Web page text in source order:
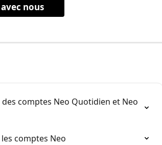
nous
comptes Neo Quotidien et Neo
comptes Neo